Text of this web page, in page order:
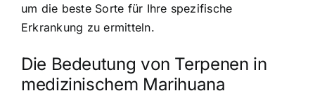
um die beste Sorte für Ihre spezifische
Erkrankung zu ermitteln.
Die Bedeutung von Terpenen in
medizinischem Marihuana